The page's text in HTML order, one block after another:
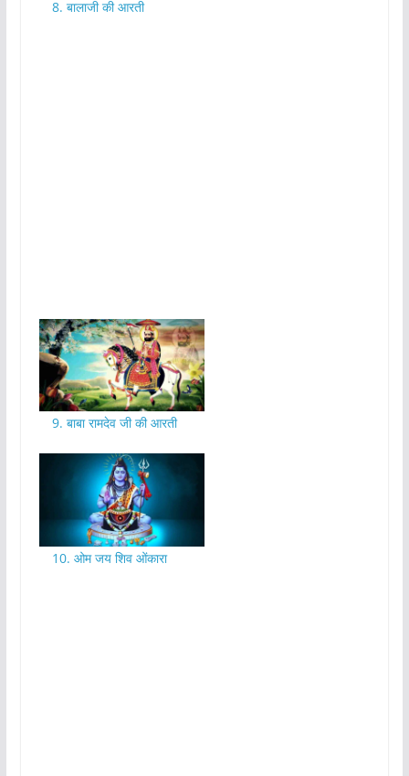
8. बालाजी की आरती
9. बाबा रामदेव जी की आरती
10. ओम जय शिव ओंकारा